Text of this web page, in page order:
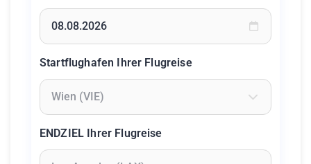
Startflughafen Ihrer Flugreise
ENDZIEL Ihrer Flugreise